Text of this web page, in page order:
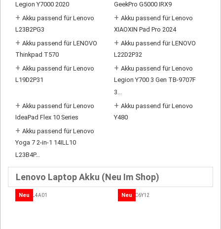
Legion Y7000 2020
GeekPro G5000 IRX9
+ Akku passend für Lenovo
L23B2PG3
+ Akku passend für Lenovo
XIAOXIN Pad Pro 2024
+ Akku passend für LENOVO
Thinkpad T570
+ Akku passend für LENOVO
L22D2P32
+ Akku passend für Lenovo
L19D2P31
+ Akku passend für Lenovo
Legion Y700 3 Gen TB-9707F
3...
+ Akku passend für Lenovo
IdeaPad Flex 10 Series
+ Akku passend für Lenovo
Y480
+ Akku passend für Lenovo
Yoga 7 2-in-1 14ILL10
L23B4P...
Lenovo Laptop Akku (Neu Im Shop)
Neu Neu